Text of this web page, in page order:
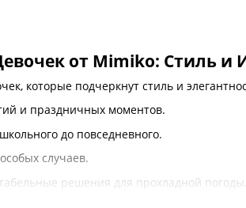
от Mimiko: Стиль и
которые подчеркнут стиль и
и праздничных моментов.
до повседневного.
случаев.
решения для прохладной погоды.